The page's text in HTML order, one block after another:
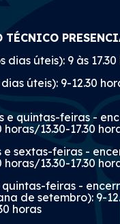
TÉCNICO
dias úteis): 9 às
úteis): 9-12.30
e quintas-feiras -
horas/13.30-17.30
sextas-feiras -
horas/13.30-17.30
feiras -
de setembro): 9-
horas